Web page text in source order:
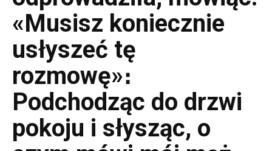
«Musisz koniecznie
usłyszeć tę
rozmowę»։
Podchodząc do drzwi
pokoju i słysząc, o